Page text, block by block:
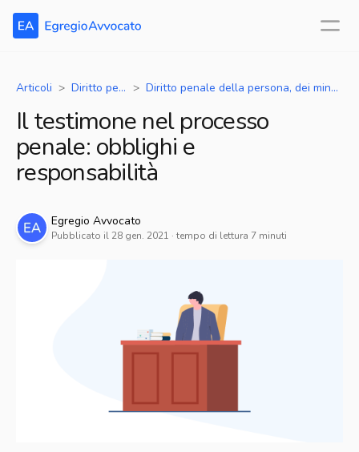
Articoli Diritto penale Diritto penale della persona, dei minori e della famiglia
Il testimone nel processo
penale: obblighi e
responsabilità
Egregio Avvocato
Pubblicato il 28 gen. 2021 · tempo di lettura 7 minuti